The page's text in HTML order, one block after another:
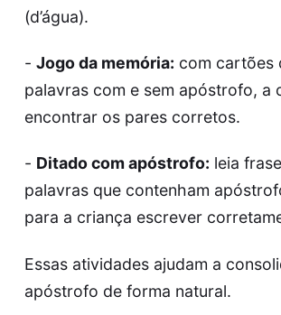
(d’água).
- Jogo da memória: com cartões
palavras com e sem apóstrofo, a
encontrar os pares corretos.
- Ditado com apóstrofo: leia
palavras que contenham
para a criança escrever
Essas atividades ajudam a
apóstrofo de forma natural.